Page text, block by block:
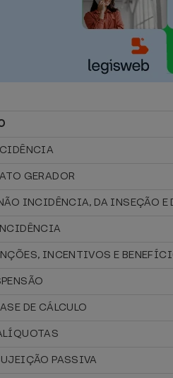
GERADOR
INCIDÊNCIA, DA INSEÇÃO E
INCENTIVOS E
DE CÁLCULO
PASSIVA